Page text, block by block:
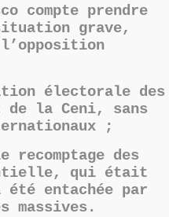
compte prendre
grave,
électorale des
la Ceni, sans
;
des
qui était
entachée par
massives.